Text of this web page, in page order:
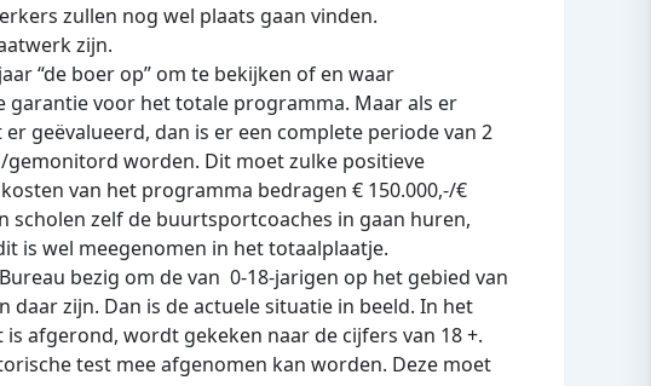
zullen nog wel plaats gaan vinden.
zijn.
“de boer op” om te bekijken of en waar
garantie voor het totale programma. Maar als er
geëvalueerd, dan is er een complete periode van 2
worden. Dit moet zulke positieve
van het programma bedragen € 150.000,-/€
scholen zelf de buurtsportcoaches in gaan huren,
is wel meegenomen in het totaalplaatje.
bezig om de van 0-18-jarigen op het gebied van
zijn. Dan is de actuele situatie in beeld. In het
afgerond, wordt gekeken naar de cijfers van 18 +.
test mee afgenomen kan worden. Deze moet